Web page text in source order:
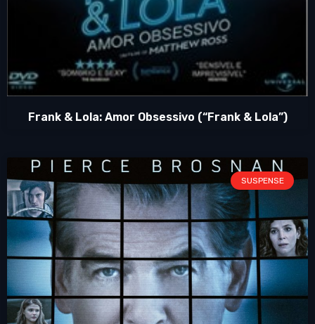
Frank & Lola: Amor Obsessivo (“Frank & Lola”)
SUSPENSE